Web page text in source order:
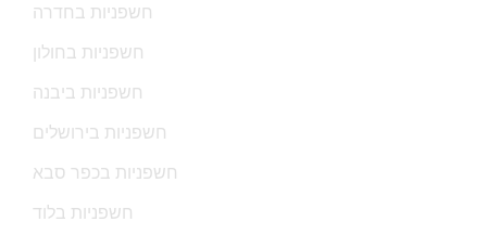
חשפניות בחדרה
חשפניות בחולון
חשפניות ביבנה
חשפניות בירושלים
חשפניות בכפר סבא
חשפניות בלוד